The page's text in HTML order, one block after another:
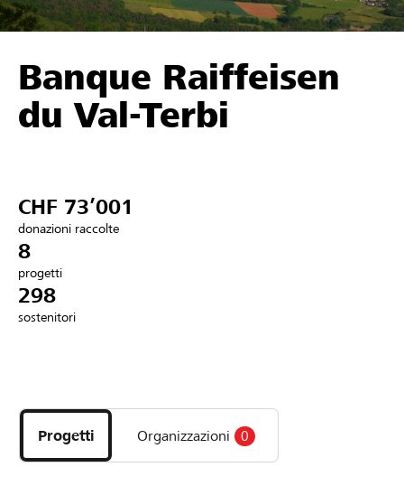
Sostenere
Aiuto & supporto
Collegarsi
Trova progetti e organizzazioni
DE FR IT
Banque Raiffeisen
du Val-Terbi
CHF 73’001
donazioni raccolte
8
progetti
298
sostenitori
i
progetti
e
Progetti Organizzazioni 0